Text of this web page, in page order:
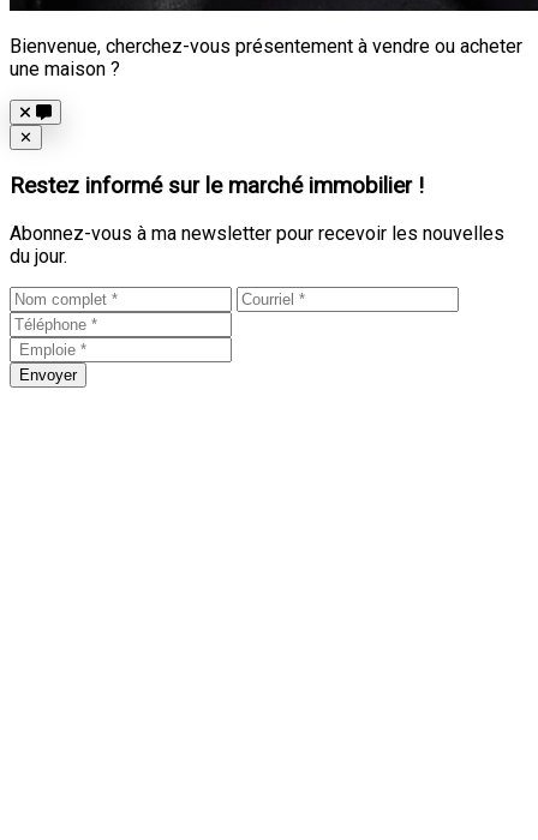
Bienvenue, cherchez-vous présentement à vendre ou acheter
une maison ?
Close
✕
Restez informé sur le marché immobilier !
Abonnez-vous à ma newsletter pour recevoir les nouvelles
du jour.
Envoyer